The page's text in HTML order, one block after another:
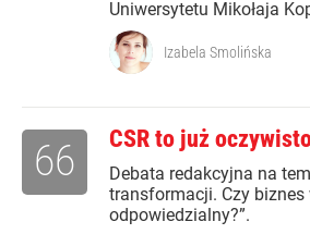
Uniwersytetu Mikołaja
Izabela Smolińska
CSR to już
Debata redakcyjna na
transformacji. Czy biznes
odpowiedzialny?”.
66